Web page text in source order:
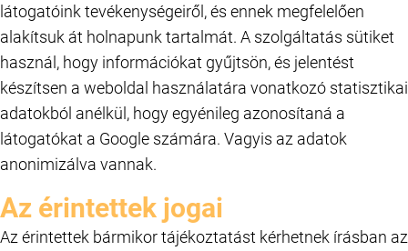
látogatóink tevékenységeiről, és ennek megfelelően
alakítsuk át holnapunk tartalmát. A szolgáltatás sütiket
használ, hogy információkat gyűjtsön, és jelentést
készítsen a weboldal használatára vonatkozó statisztikai
adatokból anélkül, hogy egyénileg azonosítaná a
látogatókat a Google számára. Vagyis az adatok
anonimizálva vannak.
Az érintettek jogai
Az érintettek bármikor tájékoztatást kérhetnek írásban az